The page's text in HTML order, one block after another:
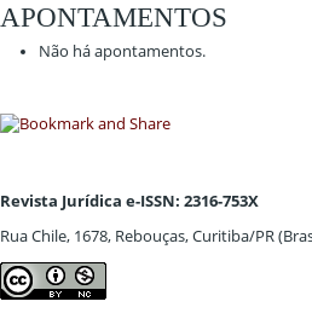
APONTAMENTOS
Não há apontamentos.
Revista Jurídica e-ISSN: 2316-753X
Rua Chile, 1678, Rebouças, Curitiba/PR